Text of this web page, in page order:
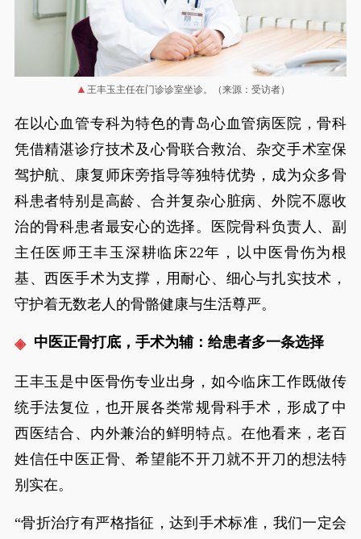
王丰玉主任在门诊诊室坐诊。（来源：受访者）
在以心血管专科为特色的青岛心血管病医院，骨科
凭借精湛诊疗技术及心骨联合救治、杂交手术室保
驾护航、康复师床旁指导等独特优势，成为众多骨
科患者特别是高龄、合并复杂心脏病、外院不愿收
治的骨科患者最安心的选择。医院骨科负责人、副
主任医师王丰玉深耕临床22年，以中医骨伤为根
基、西医手术为支撑，用耐心、细心与扎实技术，
守护着无数老人的骨骼健康与生活尊严。
中医正骨打底，手术为辅：给患者多一条选择
王丰玉是中医骨伤专业出身，如今临床工作既做传
统手法复位，也开展各类常规骨科手术，形成了中
西医结合、内外兼治的鲜明特点。在他看来，老百
姓信任中医正骨、希望能不开刀就不开刀的想法特
别实在。
“骨折治疗有严格指征，达到手术标准，我们一定会